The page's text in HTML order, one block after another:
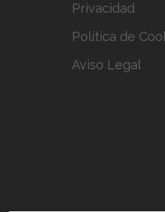
Privacidad
Política de
Aviso Legal